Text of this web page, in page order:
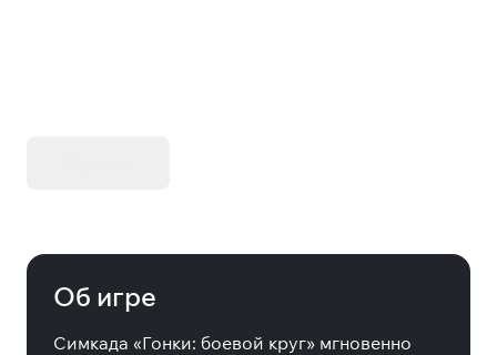
Об игре
Симкада «Гонки: боевой круг» мгновенно